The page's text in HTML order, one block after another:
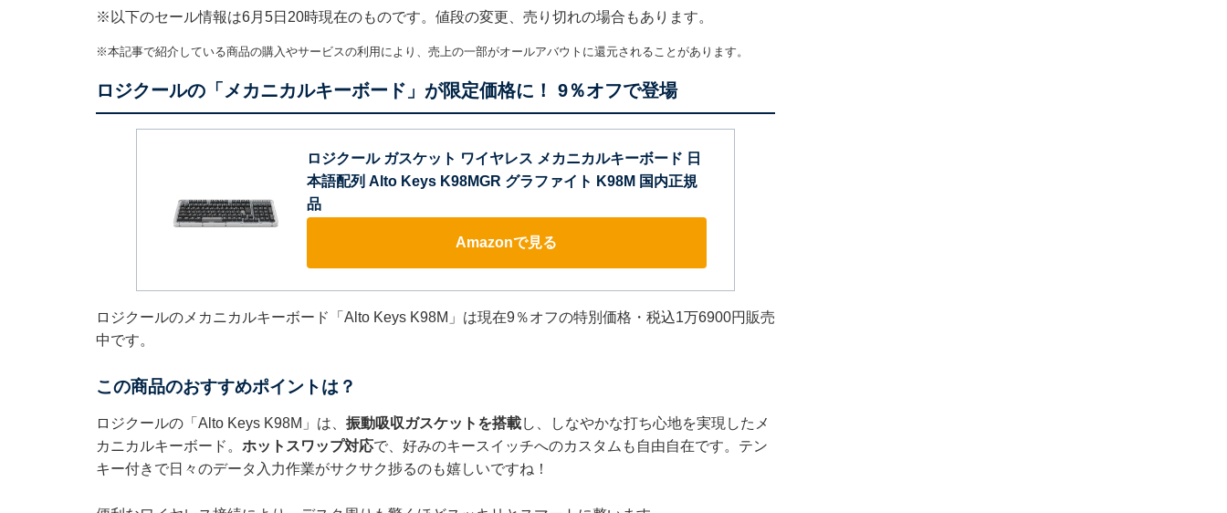
※以下のセール情報は6月5日20時現在のものです。値段の変更、売り切れの場合もあります。
※本記事で紹介している商品の購入やサービスの利用により、売上の一部がオールアバウトに還元されることがあります。
ロジクールの「メカニカルキーボード」が限定価格に！ 9％オフで登場
ロジクール ガスケット ワイヤレス メカニカルキーボード 日
本語配列 Alto Keys K98MGR グラファイト K98M 国内正規
品
Amazonで見る
ロジクールのメカニカルキーボード「Alto Keys K98M」は現在9％オフの特別価格・税込1万6900円販売
中です。
この商品のおすすめポイントは？
ロジクールの「Alto Keys K98M」は、 振動吸収ガスケットを搭載し、しなやかな打ち心地を実現したメ
カニカルキーボード。 ホットスワップ対応で、好みのキースイッチへのカスタムも自由自在です。テン
キー付きで日々のデータ入力作業がサクサク捗るのも嬉しいですね！